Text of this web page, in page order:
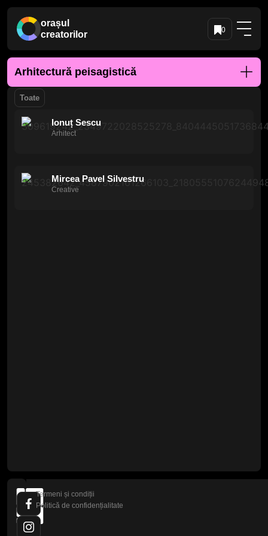
orașul
creatorilor
0
Arhitectură peisagistică
Toate
Ionuț Sescu
Arhitect
Mircea Pavel Silvestru
Creative
Termeni și condiții
Politică de confidențialitate